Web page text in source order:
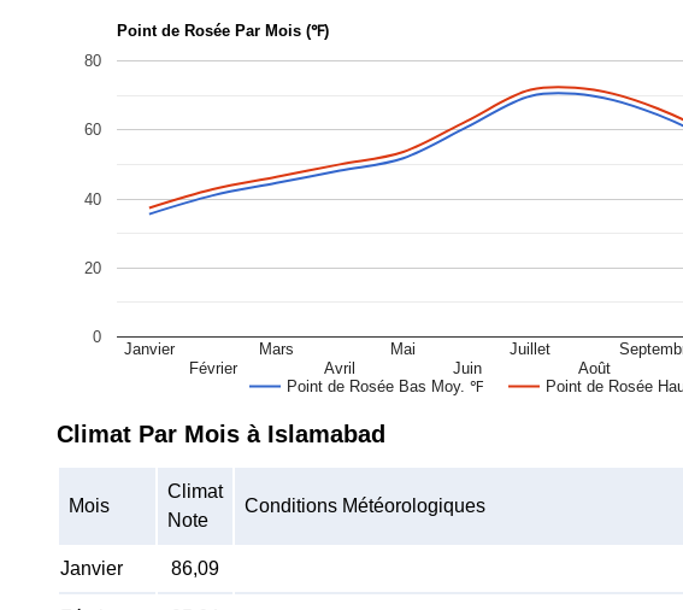
Point de Rosée Par Mois (℉)
Point de Rosée Bas Moy. ℉ Point de Rosée
Janvier
Février
Mars
Avril
Mai
Juin
Juillet
Août
0
20
40
60
80
Climat Par Mois à Islamabad
Mois
Climat
Note
Conditions Météorologiques
Janvier 86,09